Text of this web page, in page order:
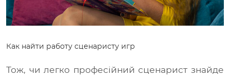
Как найти работу сценаристу игр
Тож, чи легко професійний сценарист знайде